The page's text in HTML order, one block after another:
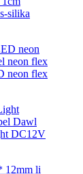
silika
neon flex
DC12V